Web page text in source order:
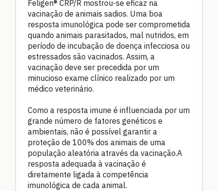
Feligen® CRP/R mostrou-se eficaz na
vacinação de animais sadios. Uma boa
resposta imunológica pode ser comprometida
quando animais parasitados, mal nutridos, em
período de incubação de doença infecciosa ou
estressados são vacinados. Assim, a
vacinação deve ser precedida por um
minucioso exame clínico realizado por um
médico veterinário.
Como a resposta imune é influenciada por um
grande número de fatores genéticos e
ambientais, não é possível garantir a
proteção de 100% dos animais de uma
população aleatória através da vacinação.A
resposta adequada à vacinação é
diretamente ligada à competência
imunológica de cada animal.